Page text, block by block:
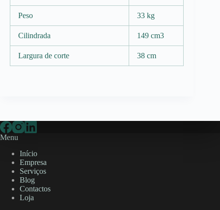
Peso 33 kg
Cilindrada 149 cm3
Largura de corte 38 cm
Menu
Início
Empresa
Serviços
Blog
Contactos
Loja